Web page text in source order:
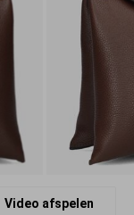
Video afspelen